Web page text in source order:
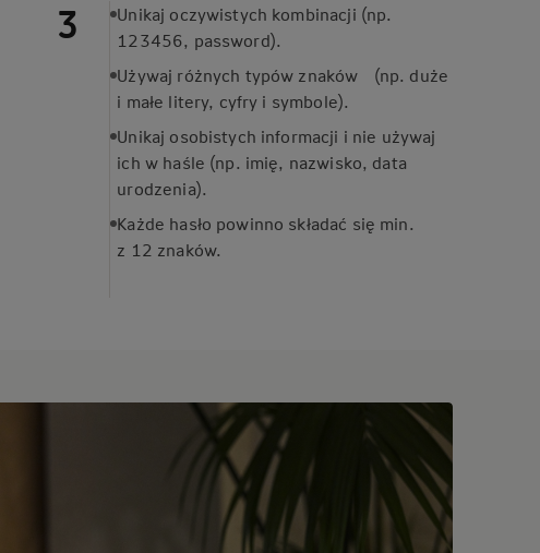
Unikaj oczywistych kombinacji (np.
123456, password).
Używaj różnych typów znaków (np. duże
i małe litery, cyfry i symbole).
Unikaj osobistych informacji i nie używaj
ich w haśle (np. imię, nazwisko, data
urodzenia).
Każde hasło powinno składać się min.
z 12 znaków.